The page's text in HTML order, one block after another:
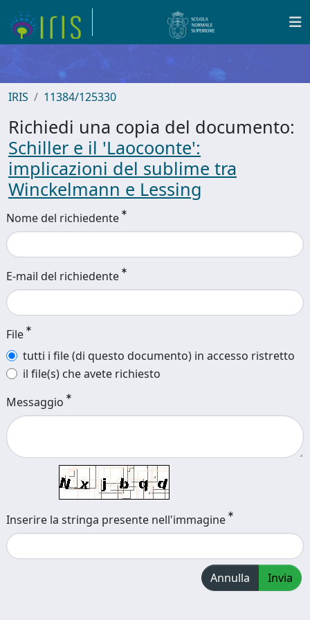
IRIS 11384/125330
Richiedi una copia del documento:
Schiller e il 'Laocoonte':
implicazioni del sublime tra
Winckelmann e Lessing
Nome del richiedente
E-mail del richiedente
File
tutti i file (di questo documento) in accesso ristretto
il file(s) che avete richiesto
Messaggio
Inserire la stringa presente nell'immagine
Annulla Invia